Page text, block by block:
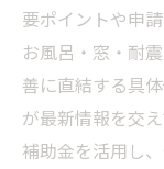
要ポイントや申
お風呂・窓・耐
善に直結する具
が最新情報を交
補助金を活用し